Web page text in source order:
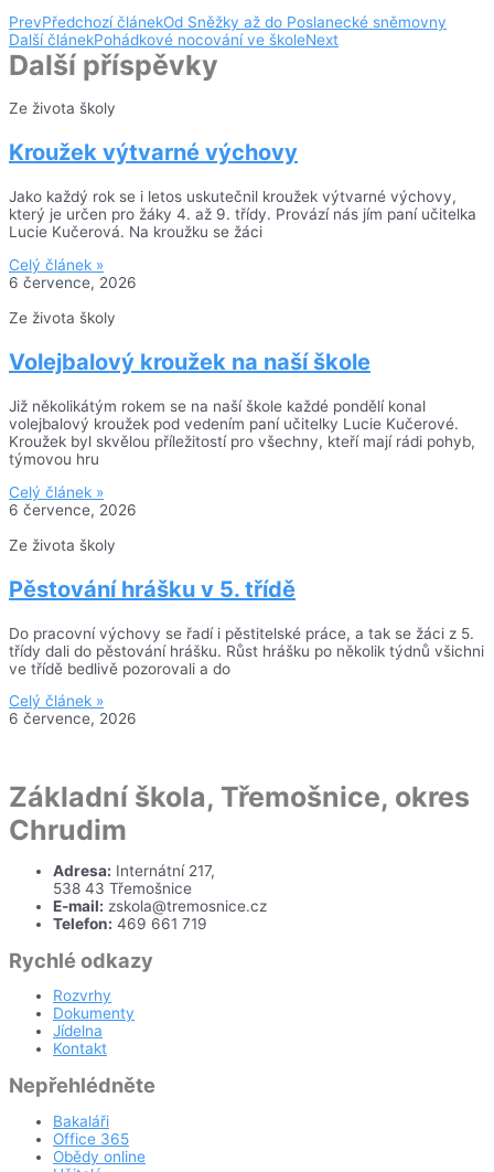
PrevPředchozí článekOd Sněžky až do Poslanecké sněmovny
Další článekPohádkové nocování ve školeNext
Další příspěvky
Ze života školy
Kroužek výtvarné výchovy
Jako každý rok se i letos uskutečnil kroužek výtvarné výchovy,
který je určen pro žáky 4. až 9. třídy. Provází nás jím paní učitelka
Lucie Kučerová. Na kroužku se žáci
Celý článek »
6 července, 2026
Ze života školy
Volejbalový kroužek na naší škole
Již několikátým rokem se na naší škole každé pondělí konal
volejbalový kroužek pod vedením paní učitelky Lucie Kučerové.
Kroužek byl skvělou příležitostí pro všechny, kteří mají rádi pohyb,
týmovou hru
Celý článek »
6 července, 2026
Ze života školy
Pěstování hrášku v 5. třídě
Do pracovní výchovy se řadí i pěstitelské práce, a tak se žáci z 5.
třídy dali do pěstování hrášku. Růst hrášku po několik týdnů všichni
ve třídě bedlivě pozorovali a do
Celý článek »
6 července, 2026
Základní škola, Třemošnice, okres
Chrudim
Adresa: Internátní 217,
538 43 Třemošnice
E-mail: zskola@tremosnice.cz
Telefon: 469 661 719
Rychlé odkazy
Rozvrhy
Dokumenty
Jídelna
Kontakt
Nepřehlédněte
Bakaláři
Office 365
Obědy online